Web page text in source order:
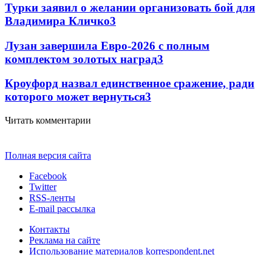
Турки заявил о желании организовать бой для
Владимира Кличко3
Лузан завершила Евро-2026 с полным
комплектом золотых наград3
Кроуфорд назвал единственное сражение, ради
которого может вернуться3
Читать комментарии
Полная версия сайта
Facebook
Twitter
RSS-ленты
E-mail рассылка
Контакты
Реклама на сайте
Использование материалов korrespondent.net